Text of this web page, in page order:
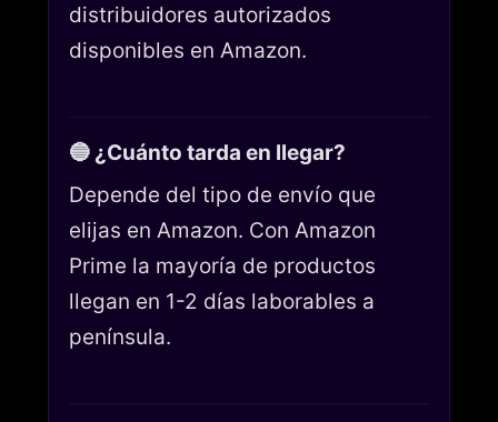
distribuidores autorizados
disponibles en Amazon.
🔵 ¿Cuánto tarda en llegar?
Depende del tipo de envío que
elijas en Amazon. Con Amazon
Prime la mayoría de productos
llegan en 1-2 días laborables a
península.